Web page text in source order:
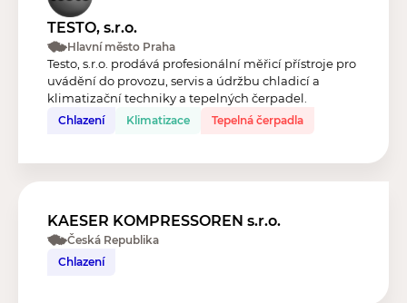
TESTO, s.r.o.
Hlavní město Praha
Testo, s.r.o. prodává profesionální měřicí přístroje pro
uvádění do provozu, servis a údržbu chladicí a
klimatizační techniky a tepelných čerpadel.
Chlazení Klimatizace Tepelná čerpadla
KAESER KOMPRESSOREN s.r.o.
Česká Republika
Chlazení